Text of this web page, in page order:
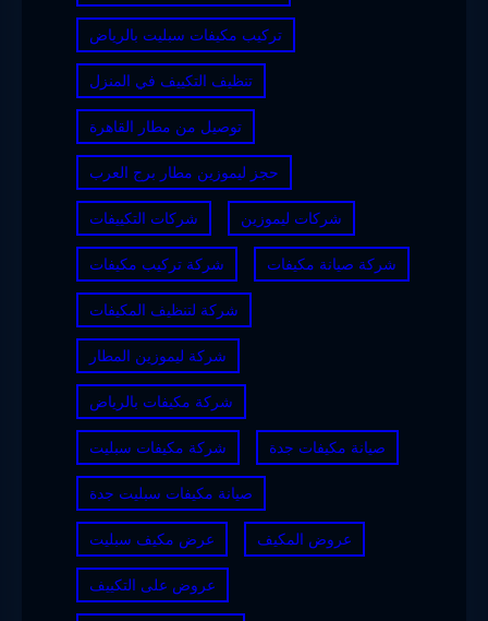
تركيب مكيفات سبليت بالرياض
تنظيف التكييف في المنزل
توصيل من مطار القاهرة
حجز ليموزين مطار برج العرب
شركات التكييفات شركات ليموزين
شركة تركيب مكيفات شركة صيانة مكيفات
شركة لتنظيف المكيفات
شركة ليموزين المطار
شركة مكيفات بالرياض
شركة مكيفات سبليت صيانة مكيفات جدة
صيانة مكيفات سبليت جدة
عرض مكيف سبليت عروض المكيف
عروض على التكييف